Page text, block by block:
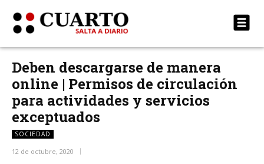
Deben descargarse de manera
online | Permisos de circulación
para actividades y servicios
exceptuados
SOCIEDAD
12 de octubre, 2020